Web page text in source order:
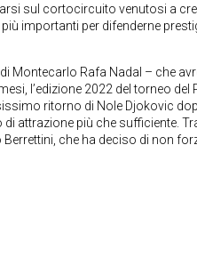
sul cortocircuito venutosi a
importanti per difenderne
Montecarlo Rafa Nadal – che
l’edizione 2022 del torneo
ritorno di Nole Djokovic
attrazione più che sufficiente.
che ha deciso di non